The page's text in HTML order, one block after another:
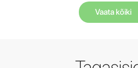
Vaata kõiki